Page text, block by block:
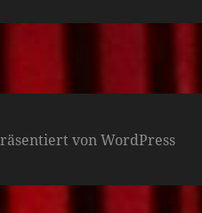
von WordPress